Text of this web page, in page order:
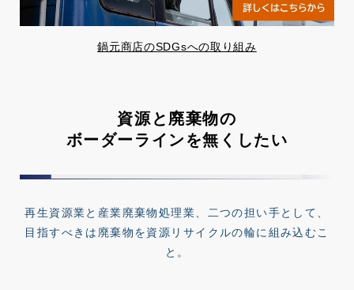
鍋元商店のSDGsへの取り組み
資源と廃棄物の
ボーダーラインを無くしたい
再生資源業と産業廃棄物処理業、二つの担い手として、
目指すべきは廃棄物を資源リサイクルの輪に組み込むこ
と。